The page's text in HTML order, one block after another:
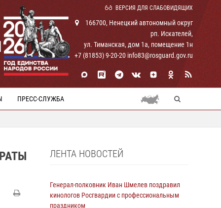
ВЕРСИЯ ДЛЯ СЛАБОВИДЯЩИХ
166700, Ненецкий автономный округ
рп. Искателей,
ул. Тиманская, дом 1а, помещение 1н
+7 (81853) 9-20-20 info83@rosguard.gov.ru
ПРЕСС-СЛУЖБА
ЛЕНТА НОВОСТЕЙ
Генерал-полковник Иван Шмелев поздравил
кинологов Росгвардии с профессиональным
праздником